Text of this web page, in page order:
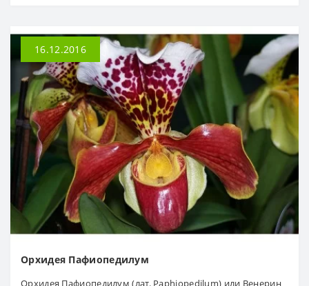
16.12.2016
Орхидея Пафиопедилум
Орхидея Пафиопедилум (лат. Paphiopedilum) или Венерин